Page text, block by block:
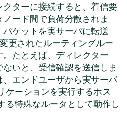
ターに接続すると、着信要
ード間で負荷分散されま
ケットを実サーバに転送
更されたルーティングルー
たとえば、ディレクター
いと、受信確認を送信しま
エンドユーザから実サーバ
ケーションを実行するホス
る特殊なルータとして動作し